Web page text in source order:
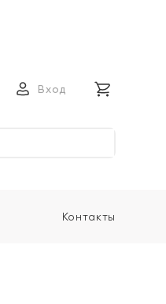
Вход
Контакты